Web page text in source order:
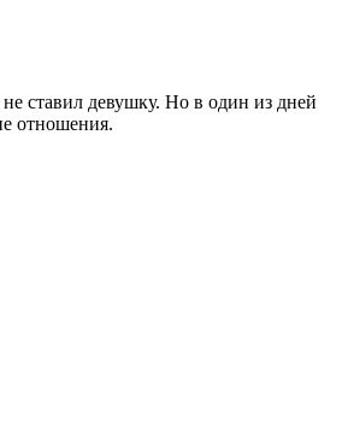
ставил девушку. Но в один из дней
отношения.